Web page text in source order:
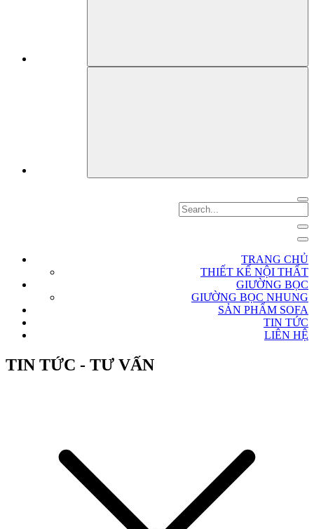
TRANG CHỦ
THIẾT KẾ NỘI THẤT
GIƯỜNG BỌC
GIƯỜNG BỌC NHUNG
SẢN PHẨM SOFA
TIN TỨC
LIÊN HỆ
TIN TỨC - TƯ VẤN